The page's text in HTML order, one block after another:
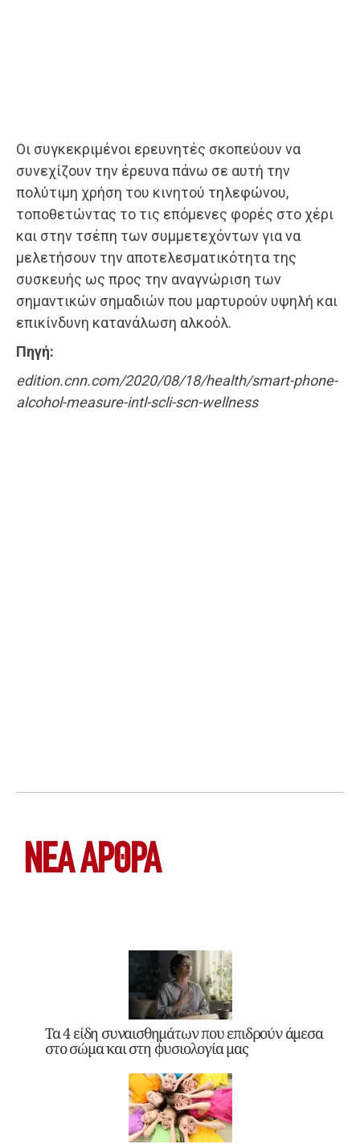
Οι συγκεκριμένοι ερευνητές σκοπεύουν να
συνεχίζουν την έρευνα πάνω σε αυτή την
πολύτιμη χρήση του κινητού τηλεφώνου,
τοποθετώντας το τις επόμενες φορές στο χέρι
και στην τσέπη των συμμετεχόντων για να
μελετήσουν την αποτελεσματικότητα της
συσκευής ως προς την αναγνώριση των
σημαντικών σημαδιών που μαρτυρούν υψηλή και
επικίνδυνη κατανάλωση αλκοόλ.
Πηγή:
edition.cnn.com/2020/08/18/health/smart-phone-
alcohol-measure-intl-scli-scn-wellness
ΝΕΑ ΆΡΘΡΑ
Τα 4 είδη συναισθημάτων που επιδρούν άμεσα
στο σώμα και στη φυσιολογία μας